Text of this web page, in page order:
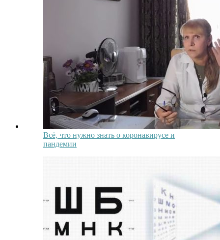
Всё, что нужно знать о коронавирусе и
пандемии